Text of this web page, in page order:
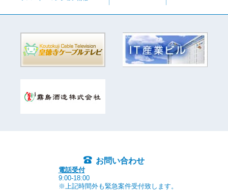
お問い合わせ
電話受付
9:00-18:00
※上記時間外も緊急案件受付致します。